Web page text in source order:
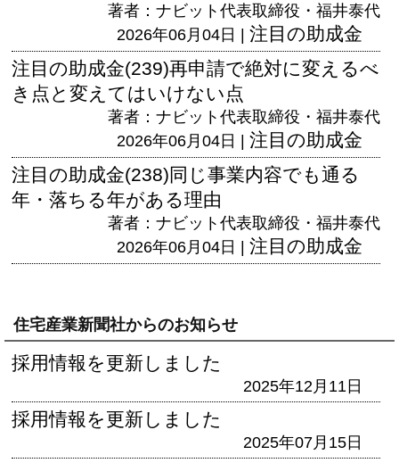
著者：ナビット代表取締役・福井泰代
2026年06月04日 | 注目の助成金
注目の助成金(239)再申請で絶対に変えるべ
き点と変えてはいけない点
著者：ナビット代表取締役・福井泰代
2026年06月04日 | 注目の助成金
注目の助成金(238)同じ事業内容でも通る
年・落ちる年がある理由
著者：ナビット代表取締役・福井泰代
2026年06月04日 | 注目の助成金
住宅産業新聞社からのお知らせ
採用情報を更新しました
2025年12月11日
採用情報を更新しました
2025年07月15日